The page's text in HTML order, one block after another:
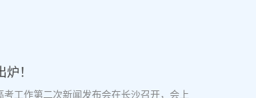
！
工作第二次新闻发布会在长沙召开，会上